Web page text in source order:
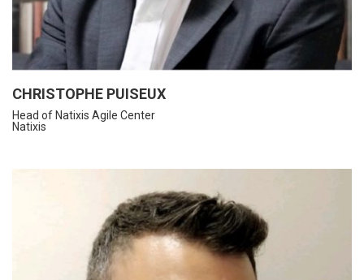
CHRISTOPHE PUISEUX
Head of Natixis Agile Center
Natixis